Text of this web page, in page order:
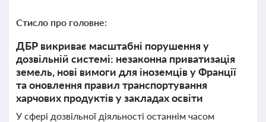
Стисло про головне:
ДБР викриває масштабні порушення у
дозвільній системі: незаконна приватизація
земель, нові вимоги для іноземців у Франції
та оновлення правил транспортування
харчових продуктів у закладах освіти
У сфері дозвільної діяльності останнім часом